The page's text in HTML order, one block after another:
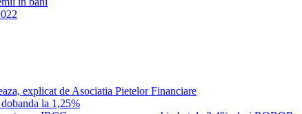
explicat de Asociatia Pietelor Financiare
la 1,25%